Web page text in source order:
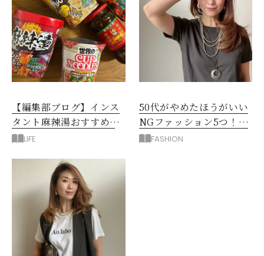
【編集部ブログ】インス
タント麻辣湯おすすめ3
選！シビ辛好きはお試し
LIFE
50代がやめたほうがいい
NGファッション5つ！手
持ち服を見直すコツ
FASHION